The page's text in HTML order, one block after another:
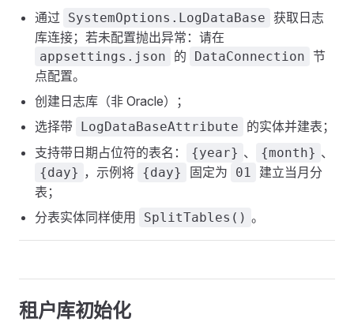
通过 SystemOptions.LogDataBase 获取日志
库连接；若未配置抛出异常：请在
appsettings.json 的 DataConnection 节
点配置。
创建日志库（非 Oracle）；
选择带 LogDataBaseAttribute
的实体并建表；
支持带日期占位符的表名：
{year} 、 {month} 、
{day} ，示例将 {day} 固定为 01
建立当月分
表；
分表实体同样使用
SplitTables() 。
租户库初始化